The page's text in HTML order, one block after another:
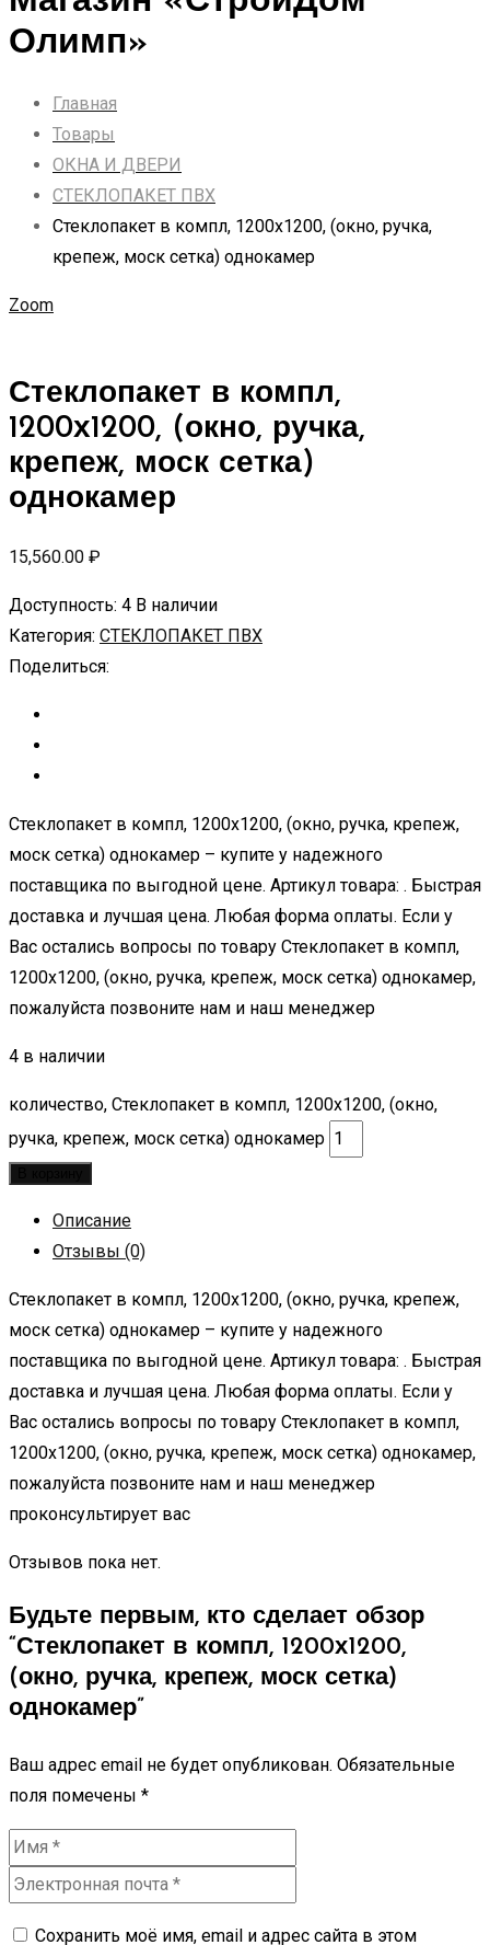
Олимп»
Главная
Товары
ОКНА И ДВЕРИ
СТЕКЛОПАКЕТ ПВХ
Стеклопакет в компл, 1200х1200, (окно, ручка,
крепеж, моск сетка) однокамер
Zoom
Стеклопакет в компл,
1200х1200, (окно, ручка,
крепеж, моск сетка)
однокамер
15,560.00 ₽
Доступность: 4 В наличии
Категория: СТЕКЛОПАКЕТ ПВХ
Поделиться:
Стеклопакет в компл, 1200х1200, (окно, ручка, крепеж,
моск сетка) однокамер – купите у надежного
поставщика по выгодной цене. Артикул товара: . Быстрая
доставка и лучшая цена. Любая форма оплаты. Если у
Вас остались вопросы по товару Стеклопакет в компл,
1200х1200, (окно, ручка, крепеж, моск сетка) однокамер,
пожалуйста позвоните нам и наш менеджер
4 в наличии
количество, Стеклопакет в компл, 1200х1200, (окно,
ручка, крепеж, моск сетка) однокамер
Описание
Отзывы (0)
Стеклопакет в компл, 1200х1200, (окно, ручка, крепеж,
моск сетка) однокамер – купите у надежного
поставщика по выгодной цене. Артикул товара: . Быстрая
доставка и лучшая цена. Любая форма оплаты. Если у
Вас остались вопросы по товару Стеклопакет в компл,
1200х1200, (окно, ручка, крепеж, моск сетка) однокамер,
пожалуйста позвоните нам и наш менеджер
проконсультирует вас
Отзывов пока нет.
Будьте первым, кто сделает обзор
“Стеклопакет в компл, 1200х1200,
(окно, ручка, крепеж, моск сетка)
однокамер”
Ваш адрес email не будет опубликован. Обязательные
поля помечены *
Сохранить моё имя, email и адрес сайта в этом